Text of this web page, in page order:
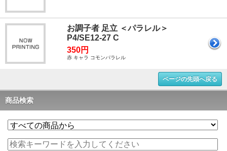
お調子者 足立 ＜パラレル＞
P4/SE12-27 C
350円
赤 キャラ コモンパラレル
ページの先頭へ戻る
商品検索